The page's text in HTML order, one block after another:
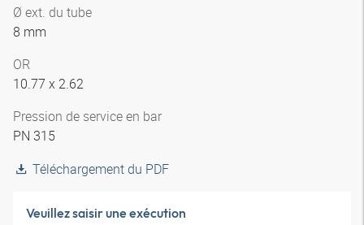
Ø ext. du tube
8 mm
OR
10.77 x 2.62
Pression de service en bar
PN 315
Téléchargement du PDF
Veuillez saisir une exécution